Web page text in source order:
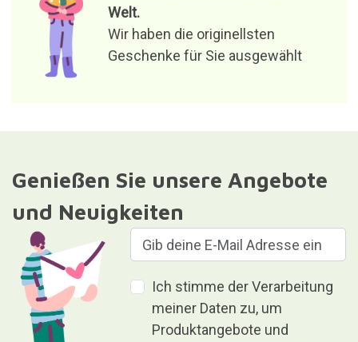
Welt.
Wir haben die originellsten
Geschenke für Sie ausgewählt
Genießen Sie unsere Angebote
und Neuigkeiten
Ich stimme der Verarbeitung
meiner Daten zu, um
Produktangebote und